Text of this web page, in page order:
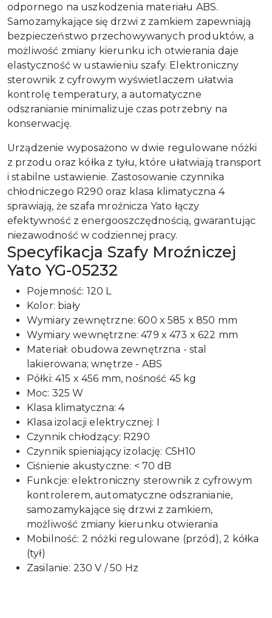
odpornego na uszkodzenia materiału ABS.
Samozamykające się drzwi z zamkiem zapewniają
bezpieczeństwo przechowywanych produktów, a
możliwość zmiany kierunku ich otwierania daje
elastyczność w ustawieniu szafy. Elektroniczny
sterownik z cyfrowym wyświetlaczem ułatwia
kontrolę temperatury, a automatyczne
odszranianie minimalizuje czas potrzebny na
konserwację.
Urządzenie wyposażono w dwie regulowane nóżki
z przodu oraz kółka z tyłu, które ułatwiają transport
i stabilne ustawienie. Zastosowanie czynnika
chłodniczego R290 oraz klasa klimatyczna 4
sprawiają, że szafa mroźnicza Yato łączy
efektywność z energooszczędnością, gwarantując
niezawodność w codziennej pracy.
Specyfikacja Szafy Mroźniczej
Yato YG-05232
Pojemność: 120 L
Kolor: biały
Wymiary zewnętrzne: 600 x 585 x 850 mm
Wymiary wewnętrzne: 479 x 473 x 622 mm
Materiał: obudowa zewnętrzna - stal
lakierowana; wnętrze - ABS
Półki: 415 x 456 mm, nośność 45 kg
Moc: 325 W
Klasa klimatyczna: 4
Klasa izolacji elektrycznej: I
Czynnik chłodzący: R290
Czynnik spieniający izolację: C5H10
Ciśnienie akustyczne: < 70 dB
Funkcje: elektroniczny sterownik z cyfrowym
kontrolerem, automatyczne odszranianie,
samozamykające się drzwi z zamkiem,
możliwość zmiany kierunku otwierania
Mobilność: 2 nóżki regulowane (przód), 2 kółka
(tył)
Zasilanie: 230 V / 50 Hz